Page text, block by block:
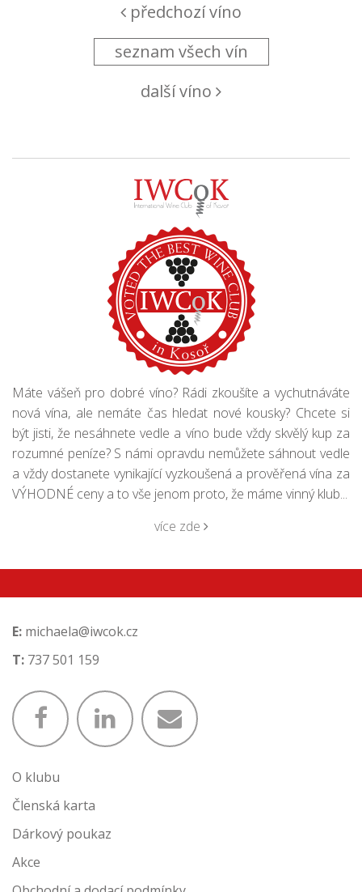
předchozí víno
seznam všech vín
další víno
Máte vášeň pro dobré víno? Rádi zkoušíte a vychutnáváte
nová vína, ale nemáte čas hledat nové kousky? Chcete si
být jisti, že nesáhnete vedle a víno bude vždy skvělý kup za
rozumné peníze? S námi opravdu nemůžete sáhnout vedle
a vždy dostanete vynikající vyzkoušená a prověřená vína za
VÝHODNÉ ceny a to vše jenom proto, že máme vinný klub...
více zde
E: michaela@iwcok.cz
T: 737 501 159
O klubu
Členská karta
Dárkový poukaz
Akce